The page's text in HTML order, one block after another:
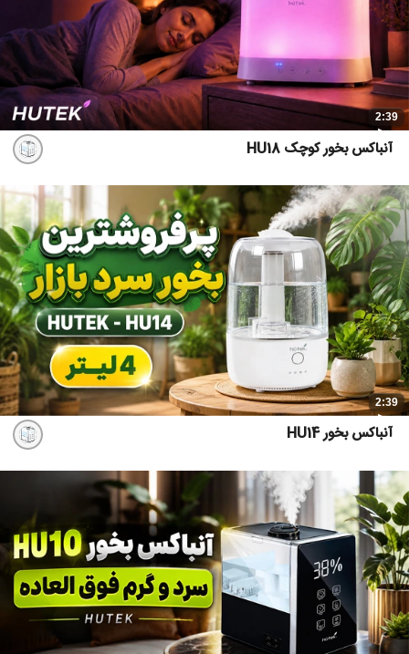
2:39
آنباکس بخور کوچک HU18
2:39
آنباکس بخور HU14